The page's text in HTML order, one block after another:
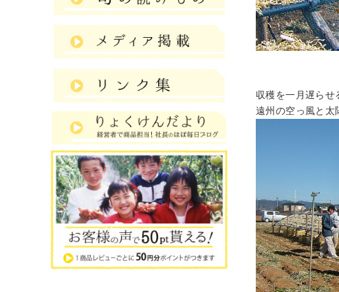
収穫を一月遅らせ
遠州の空っ風と太